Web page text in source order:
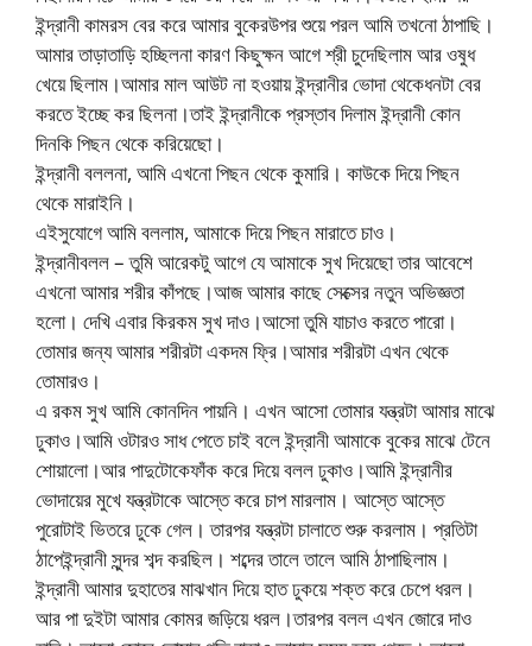
ইন্দ্রানী কামরস বের করে আমার বুকেরউপর শুয়ে পরল আমি তখনো ঠাপাছি।
আমার তাড়াতাড়ি হচ্ছিলনা কারণ কিছুক্ষন আগে শ্রী চুদেছিলাম আর ওষুধ
খেয়ে ছিলাম।আমার মাল আউট না হওয়ায় ইন্দ্রানীর ভোদা থেকেধনটা বের
করতে ইচ্ছে কর ছিলনা।তাই ইন্দ্রানীকে প্রস্তাব দিলাম ইন্দ্রানী কোন
দিনকি পিছন থেকে করিয়েছো।
ইন্দ্রানী বললনা, আমি এখনো পিছন থেকে কুমারি। কাউকে দিয়ে পিছন
থেকে মারাইনি।
এইসুযোগে আমি বললাম, আমাকে দিয়ে পিছন মারাতে চাও।
ইন্দ্রানীবলল – তুমি আরেকটু আগে যে আমাকে সুখ দিয়েছো তার আবেশে
এখনো আমার শরীর কাঁপছে।আজ আমার কাছে সেক্সের নতুন অভিজ্ঞতা
হলো। দেখি এবার কিরকম সুখ দাও।আসো তুমি যাচাও করতে পারো।
তোমার জন্য আমার শরীরটা একদম ফ্রি।আমার শরীরটা এখন থেকে
তোমারও।
এ রকম সুখ আমি কোনদিন পায়নি। এখন আসো তোমার যন্ত্রটা আমার মাঝে
ঢুকাও।আমি ওটারও সাধ পেতে চাই বলে ইন্দ্রানী আমাকে বুকের মাঝে টেনে
শোয়ালো।আর পাদুটোকেফাঁক করে দিয়ে বলল ঢুকাও।আমি ইন্দ্রানীর
ভোদায়ের মুখে যন্ত্রটাকে আস্তে করে চাপ মারলাম। আস্তে আস্তে
পুরোটাই ভিতরে ঢুকে গেল। তারপর যন্ত্রটা চালাতে শুরু করলাম। প্রতিটা
ঠাপেইন্দ্রানী সুন্দর শব্দ করছিল। শব্দের তালে তালে আমি ঠাপাছিলাম।
ইন্দ্রানী আমার দুহাতের মাঝখান দিয়ে হাত ঢুকয়ে শক্ত করে চেপে ধরল।
আর পা দুইটা আমার কোমর জড়িয়ে ধরল।তারপর বলল এখন জোরে দাও